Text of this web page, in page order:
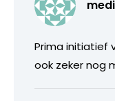
Prima initiatief
ook zeker nog